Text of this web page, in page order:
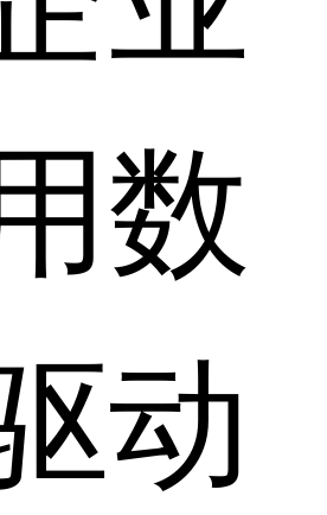
数
动